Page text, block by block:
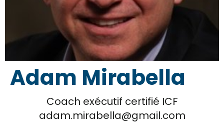
Adam Mirabella
Coach exécutif certifié ICF
adam.mirabella@gmail.com